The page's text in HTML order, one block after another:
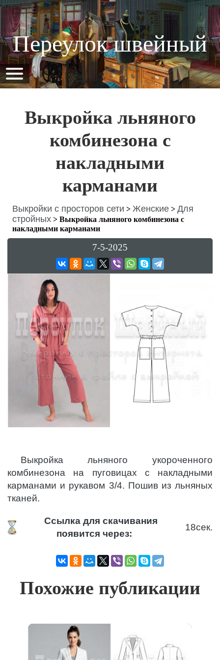
Переулок швейный
Выкройка льняного
комбинезона с
накладными
карманами
Выкройки с просторов сети > Женские > Для
стройных > Выкройка льняного комбинезона с
накладными карманами
7-5-2025
Выкройка льняного укороченного
комбинезона на пуговицах с накладными
карманами и рукавом 3/4. Пошив из льняных
тканей.
Ссылка для скачивания
появится через:
18сек.
Похожие публикации